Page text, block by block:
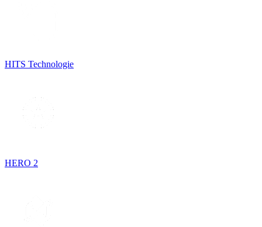
HITS Technologie
HERO 2